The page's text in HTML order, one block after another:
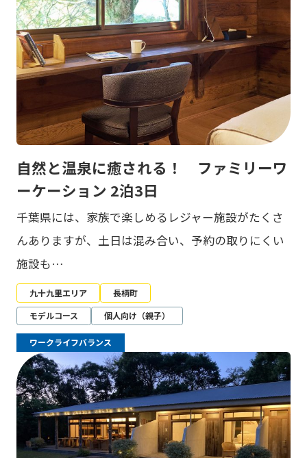
自然と温泉に癒される！ ファミリーワ
ーケーション 2泊3日
千葉県には、家族で楽しめるレジャー施設がたくさ
んありますが、土日は混み合い、予約の取りにくい
施設も…
九十九里エリア
長柄町
モデルコース
個人向け（親子）
ワークライフバランス